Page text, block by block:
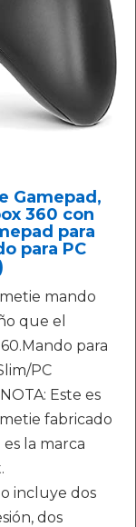
Gamepad,
360 con
para
para PC
mando
que el
para
PC
Este es
fabricado
la marca
incluye dos
dos